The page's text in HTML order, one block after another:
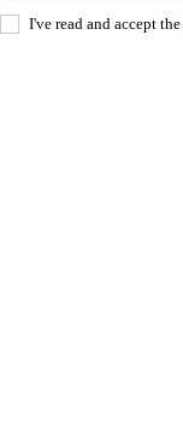
I've read and accept the